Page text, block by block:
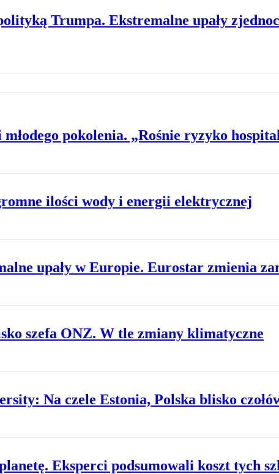
Trumpa. Ekstremalne upały
pokolenia. „Rośnie ryzyko
ilości wody i energii elektrycznej
upały w Europie. Eurostar zmienia
szefa ONZ. W tle zmiany klimatyczne
Na czele Estonia, Polska blisko
Eksperci podsumowali koszt tych